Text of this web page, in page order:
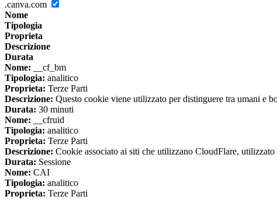
.canva.com
Nome
Tipologia
Proprieta
Descrizione
Durata
Nome: __cf_bm
Tipologia: analitico
Proprieta: Terze Parti
Descrizione: Questo cookie viene utilizzato per distinguere tra umani e
Durata: 30 minuti
Nome: __cfruid
Tipologia: analitico
Proprieta: Terze Parti
Descrizione: Cookie associato ai siti che utilizzano CloudFlare,
Durata: Sessione
Nome: CAI
Tipologia: analitico
Proprieta: Terze Parti